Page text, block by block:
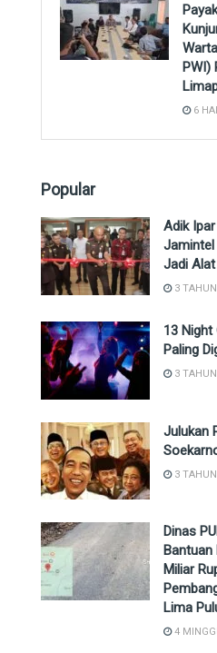
PWI)
6
Popular
Adik
Jamintel
Jadi
3 TAHUN
13 Night
Paling
3 TAHUN
Julukan
3 TAHUN
Dinas
Bantuan
Miliar
Lima
4